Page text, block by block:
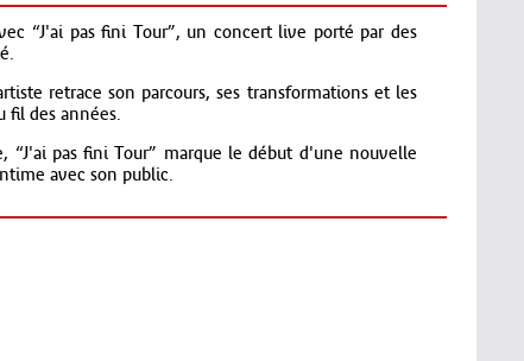
“J'ai pas fini Tour”, un concert live porté par des
retrace son parcours, ses transformations et les
fil des années.
“J'ai pas fini Tour” marque le début d'une nouvelle
avec son public.